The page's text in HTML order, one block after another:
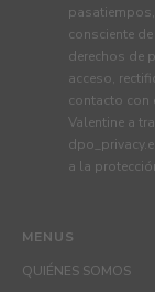
MENUS
QUIÉNES SOMOS
consciente
derechos de
acceso,
contacto con
Valentine a
a la